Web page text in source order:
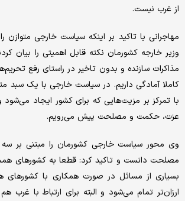
از غرب نیست.
مهاجرانی با تاکید بر اینکه سیاست خارجی متوازن
وزیر خارجه کشورمان نکته قابل اهمیتی را بیان
مذاکرات سازنده و بدون تاخیر در راستای رفع
کاملا آمادگی داریم. در سیاست خارجی با یک سبد
با تمرکز بر مزیت‌هایی که برای کشور ایجاد
عزت، حکمت و مصلحت پیش می‌رویم.
وی محور سیاست خارجی کشورمان را مبتنی بر
مصلحت دانست و تاکید کرد: قطعا به کشورهای
بسیاری از مسائل در صورت همکاری با کشورهای
ارزان‌تر تمام می‌شود و البته برای ارتباط با غرب